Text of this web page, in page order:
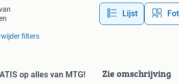
Lijst
filters
op alles van MTG!
Zie omschrijving